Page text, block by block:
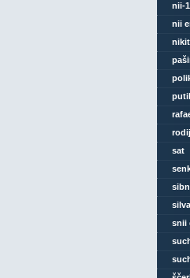
nii-1
nii
sat
snii